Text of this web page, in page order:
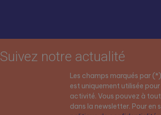
Suivez notre actualité
Les champs marqués par
est uniquement utilisée
activité. Vous pouvez à
dans la newsletter. Pour en